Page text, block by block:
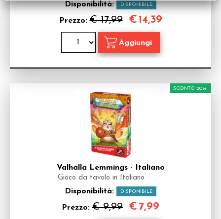
Disponibilità: DISPONIBILE
Prezzo:€ 17,99 €14,39
Valhalla Lemmings - Italiano
Gioco da tavolo in Italiano
Disponibilità: DISPONIBILE
Prezzo: € 9,99
SCONTO 20%
€ 7,99